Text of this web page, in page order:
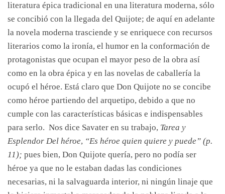
literatura épica tradicional en una literatura moderna, sólo
se concibió con la llegada del Quijote; de aquí en adelante
la novela moderna trasciende y se enriquece con recursos
literarios como la ironía, el humor en la conformación de
protagonistas que ocupan el mayor peso de la obra así
como en la obra épica y en las novelas de caballería la
ocupó el héroe. Está claro que Don Quijote no se concibe
como héroe partiendo del arquetipo, debido a que no
cumple con las características básicas e indispensables
para serlo. Nos dice Savater en su trabajo, Tarea y
Esplendor Del héroe, “Es héroe quien quiere y puede” (p.
11); pues bien, Don Quijote quería, pero no podía ser
héroe ya que no le estaban dadas las condiciones
necesarias, ni la salvaguarda interior, ni ningún linaje que